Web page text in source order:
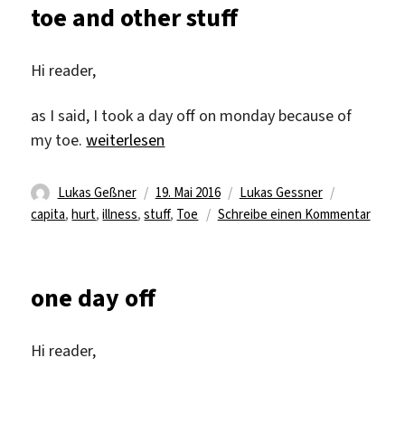
to
toe and other stuff
Hi reader,
as I said, I took a day off on monday because of
my toe.„toe and other stuff“
weiterlesen
Autor
Lukas Geßner
Veröffentlicht
am
19. Mai 2016 Kategorien
Lukas Gessner
capita,hurt,illness,stuff, Toe Schreibe einen Kommentarzu
one day off
Hi reader,